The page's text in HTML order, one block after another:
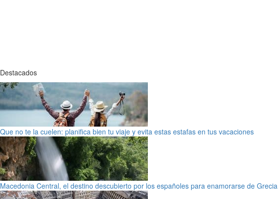
Destacados
Que no te la cuelen: planifica bien tu viaje y evita estas estafas en tus vacaciones
Macedonia Central, el destino descubierto por los españoles para enamorarse de Grecia